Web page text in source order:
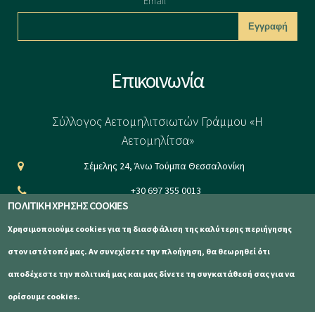
whether or not
prevent
5+2
Επικοινωνία
Σύλλογος Αετομηλιτσιωτών Γράμμου «Η
Αετομηλίτσα»
Σέμελης 24, Άνω Τούμπα Θεσσαλονίκη
+30 697 355 0013
Σύλλογος Αετομηλιτσιωτών Γράμμου «Η Αετομηλίτσα» © 2023
ΠΟΛΙΤΙΚΗ ΧΡΗΣΗΣ COOKIES
Χρησιμοποιούμε cookies για τη διασφάλιση της καλύτερης περιήγησης
στον ιστότοπό μας. Αν συνεχίσετε την πλοήγηση, θα θεωρηθεί ότι
αποδέχεστε την πολιτική μας και μας δίνετε τη συγκατάθεσή σας για να
ορίσουμε cookies.